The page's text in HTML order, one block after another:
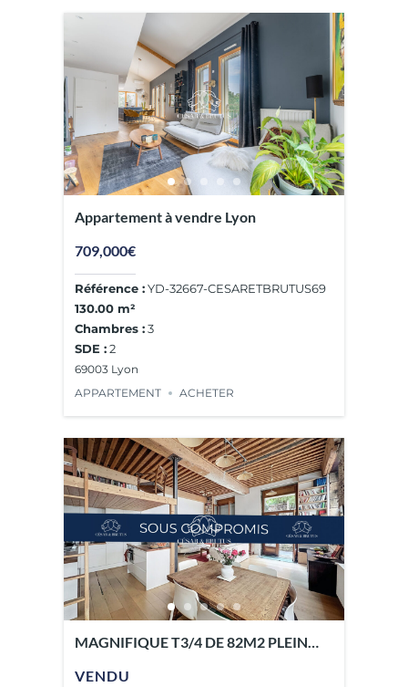
Appartement à vendre Lyon
709,000€
Référence :YD-32667-CESARETBRUTUS69
130.00 m²
Chambres :3
SDE :2
69003 Lyon
APPARTEMENT
ACHETER
MAGNIFIQUE T3/4 DE 82M2 PLEIN
VENDU